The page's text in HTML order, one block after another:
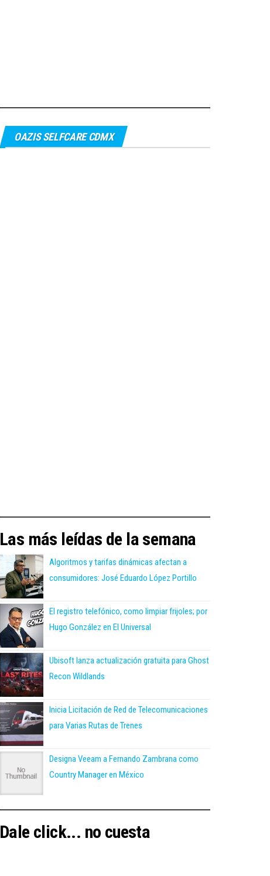
OAZIS SELFCARE CDMX
Las más leídas de la semana
Algoritmos y tarifas dinámicas afectan a
consumidores: José Eduardo López Portillo
El registro telefónico, como limpiar frijoles; por
Hugo González en El Universal
Ubisoft lanza actualización gratuita para Ghost
Recon Wildlands
Inicia Licitación de Red de Telecomunicaciones
para Varias Rutas de Trenes
Designa Veeam a Fernando Zambrana como
Country Manager en México
Dale click... no cuesta